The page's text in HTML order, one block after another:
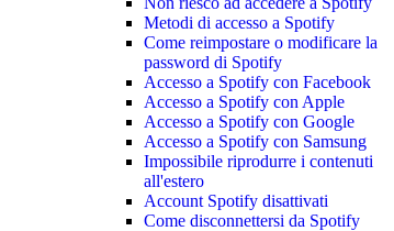
Metodi di accesso a Spotify
Come reimpostare o modificare la
password di Spotify
Accesso a Spotify con Facebook
Accesso a Spotify con Apple
Accesso a Spotify con Google
Accesso a Spotify con Samsung
Impossibile riprodurre i contenuti
all'estero
Account Spotify disattivati
Come disconnettersi da Spotify